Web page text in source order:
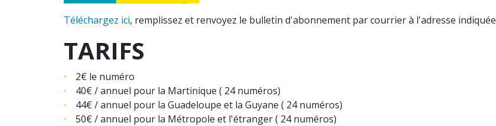
Téléchargez ici, remplissez et renvoyez le bulletin d'abonnement par courrier à l'adresse indiquée
TARIFS
2€ le numéro
40€ / annuel pour la Martinique ( 24 numéros)
44€ / annuel pour la Guadeloupe et la Guyane ( 24 numéros)
50€ / annuel pour la Métropole et l'étranger ( 24 numéros)